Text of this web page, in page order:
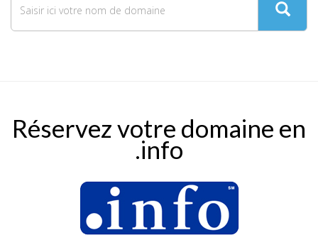
Réservez votre domaine en
.info